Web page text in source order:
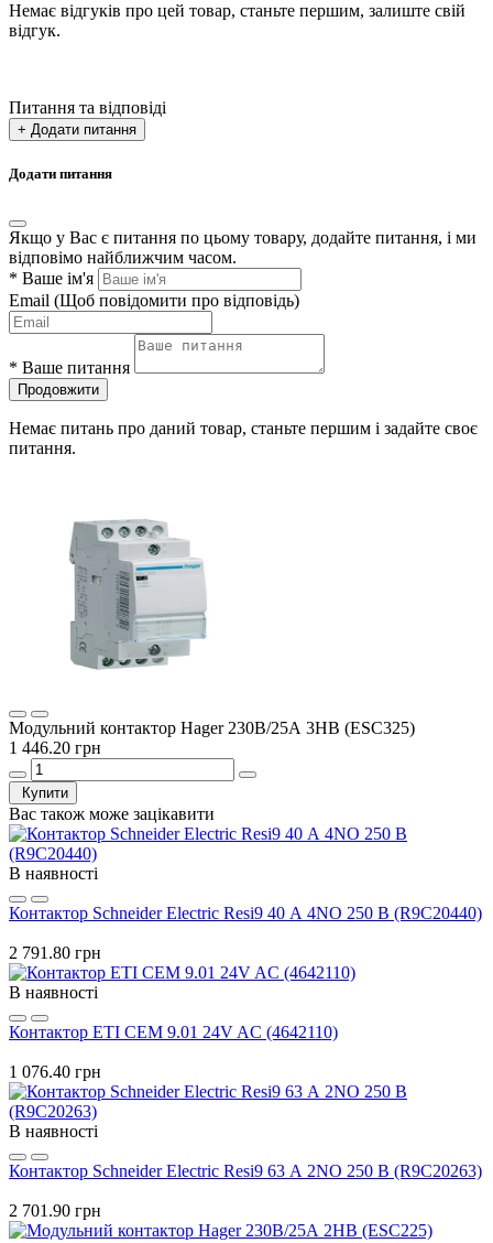
Немає відгуків про цей товар, станьте першим, залиште свій
відгук.
Питання та відповіді
+ Додати питання
Додати питання
Якщо у Вас є питання по цьому товару, додайте питання, і ми
відповімо найближчим часом.
* Ваше ім'я
Email (Щоб повідомити про відповідь)
* Ваше питання
Продовжити
Немає питань про даний товар, станьте першим і задайте своє
питання.
Модульний контактор Hager 230В/25А 3НВ (ESC325)
1 446.20 грн
Купити
Вас також може зацікавити
В наявності
Контактор Schneider Electric Resi9 40 А 4NO 250 В (R9C20440)
2 791.80 грн
В наявності
Контактор ETI CEM 9.01 24V AC (4642110)
1 076.40 грн
В наявності
Контактор Schneider Electric Resi9 63 А 2NO 250 В (R9C20263)
2 701.90 грн